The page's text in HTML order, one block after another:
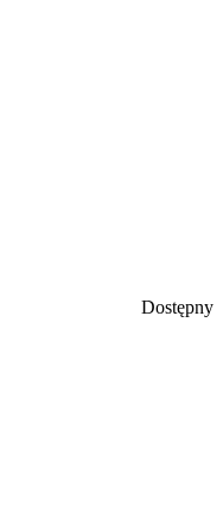
Dostępny